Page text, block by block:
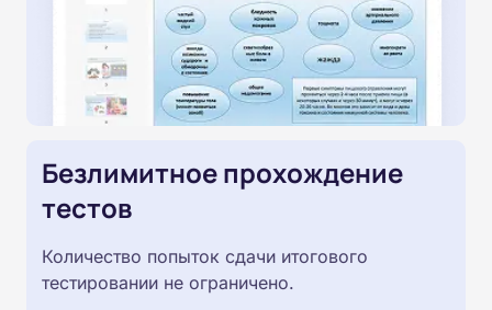
Безлимитное прохождение
тестов
Количество попыток сдачи итогового
тестировании не ограничено.